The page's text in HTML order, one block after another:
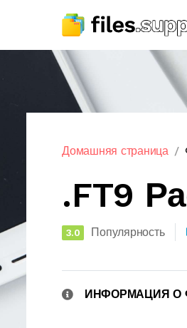
Домашняя страница
.FT9
3.0 Популярность
ИНФОРМАЦИЯ О